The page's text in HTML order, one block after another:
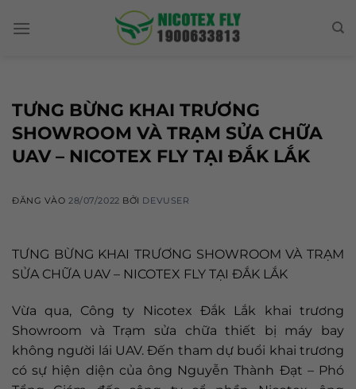
TƯNG BỪNG KHAI TRƯƠNG
SHOWROOM VÀ TRẠM SỬA CHỮA
UAV – NICOTEX FLY TẠI ĐẮK LẮK
ĐĂNG VÀO28/07/2022 BỞI DEVUSER
TƯNG BỪNG KHAI TRƯƠNG SHOWROOM VÀ TRẠM
SỬA CHỮA UAV – NICOTEX FLY TẠI ĐẮK LẮK
Vừa qua, Công ty Nicotex Đắk Lắk khai trương
Showroom và Trạm sửa chữa thiết bị máy bay
không người lái UAV. Đến tham dự buổi khai trương
có sự hiện diện của ông Nguyễn Thành Đạt – Phó